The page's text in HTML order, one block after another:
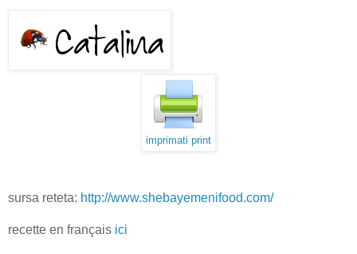
imprimati print
sursa reteta: http://www.shebayemenifood.com/
recette en français ici